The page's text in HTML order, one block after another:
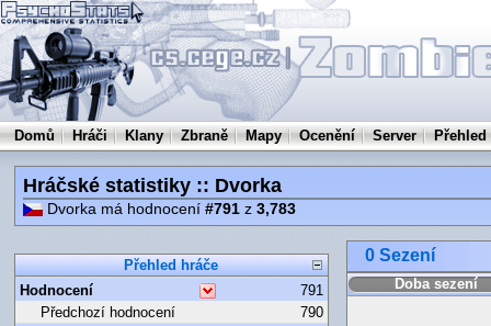
Domů Hráči Klany Zbraně Mapy Ocenění Server Přehled
Hráčské statistiky :: Dvorka
Dvorka má hodnocení #791z 3,783
Přehled hráče
Hodnocení
791
Předchozí hodnocení
790
0 Sezení
Doba sezení